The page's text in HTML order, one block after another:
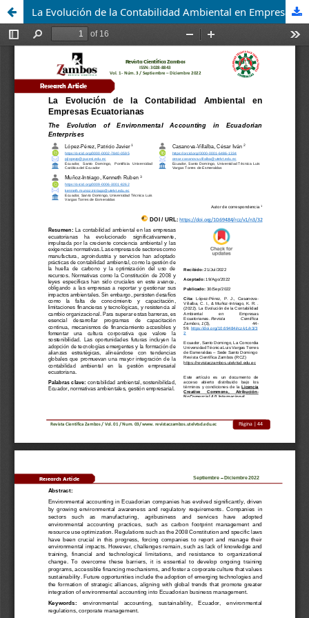
La Evolución de la Contabilidad Ambiental en Empresas Ecuatorianas